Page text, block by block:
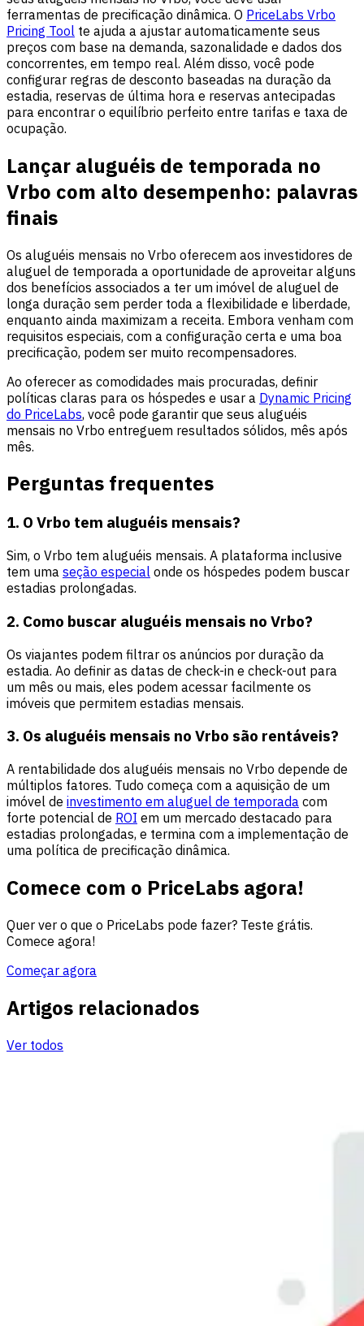
ferramentas de precificação dinâmica. O PriceLabs Vrbo
Pricing Tool te ajuda a ajustar automaticamente seus
preços com base na demanda, sazonalidade e dados dos
concorrentes, em tempo real. Além disso, você pode
configurar regras de desconto baseadas na duração da
estadia, reservas de última hora e reservas antecipadas
para encontrar o equilíbrio perfeito entre tarifas e taxa de
ocupação.
Lançar aluguéis de temporada no
Vrbo com alto desempenho: palavras
finais
Os aluguéis mensais no Vrbo oferecem aos investidores de
aluguel de temporada a oportunidade de aproveitar alguns
dos benefícios associados a ter um imóvel de aluguel de
longa duração sem perder toda a flexibilidade e liberdade,
enquanto ainda maximizam a receita. Embora venham com
requisitos especiais, com a configuração certa e uma boa
precificação, podem ser muito recompensadores.
Ao oferecer as comodidades mais procuradas, definir
políticas claras para os hóspedes e usar a Dynamic Pricing
do PriceLabs, você pode garantir que seus aluguéis
mensais no Vrbo entreguem resultados sólidos, mês após
mês.
Perguntas frequentes
1. O Vrbo tem aluguéis mensais?
Sim, o Vrbo tem aluguéis mensais. A plataforma inclusive
tem uma seção especial onde os hóspedes podem buscar
estadias prolongadas.
2. Como buscar aluguéis mensais no Vrbo?
Os viajantes podem filtrar os anúncios por duração da
estadia. Ao definir as datas de check-in e check-out para
um mês ou mais, eles podem acessar facilmente os
imóveis que permitem estadias mensais.
3. Os aluguéis mensais no Vrbo são rentáveis?
A rentabilidade dos aluguéis mensais no Vrbo depende de
múltiplos fatores. Tudo começa com a aquisição de um
imóvel de investimento em aluguel de temporada com
forte potencial de ROI em um mercado destacado para
estadias prolongadas, e termina com a implementação de
uma política de precificação dinâmica.
Comece com o PriceLabs agora!
Quer ver o que o PriceLabs pode fazer? Teste grátis.
Comece agora!
Começar agora
Artigos relacionados
Ver todos